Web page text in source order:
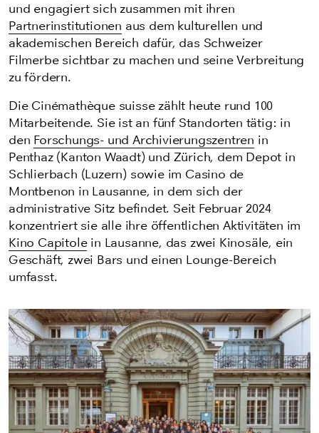
und engagiert sich zusammen mit ihren
Partnerinstitutionen aus dem kulturellen und
akademischen Bereich dafür, das Schweizer
Filmerbe sichtbar zu machen und seine Verbreitung
zu fördern.
Die Cinémathèque suisse zählt heute rund 100
Mitarbeitende. Sie ist an fünf Standorten tätig: in
den Forschungs- und Archivierungszentren in
Penthaz (Kanton Waadt) und Zürich, dem Depot in
Schlierbach (Luzern) sowie im Casino de
Montbenon in Lausanne, in dem sich der
administrative Sitz befindet. Seit Februar 2024
konzentriert sie alle ihre öffentlichen Aktivitäten im
Kino Capitolein Lausanne, das zwei Kinosäle, ein
Geschäft, zwei Bars und einen Lounge-Bereich
umfasst.